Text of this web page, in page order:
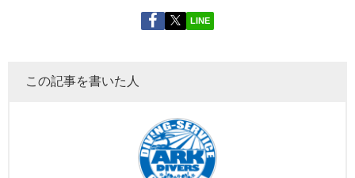
LINE
この記事を書いた人